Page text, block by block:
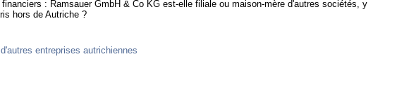
financiers : Ramsauer GmbH & Co KG est-elle filiale ou maison-mère d'autres sociétés, y
hors de Autriche ?
entreprises autrichiennes